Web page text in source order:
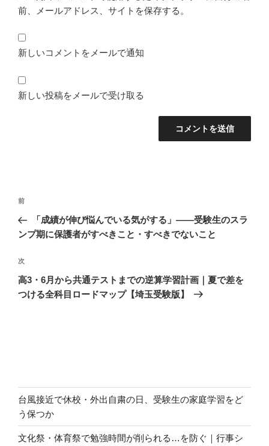
前、メールアドレス、サイトを保存する。
新しいコメントをメールで通知
新しい投稿をメールで受け取る
投
ナ
ゲ
ー
シ
前
の
投
前
「成績が伸び悩んでいる気がする」——受験生のスラ
ンプ期に保護者がすべきこと・すべきでないこと
次
の
投
次
高3・6月から共通テストまでの逆算学習計画｜夏で差を
つける全科目ロードマップ【埼玉受験版】
台風接近で休校・外出自粛の日、受験生の家庭学習をど
う保つか
文化祭・体育祭で勉強時間が削られる…を防ぐ｜行事シ